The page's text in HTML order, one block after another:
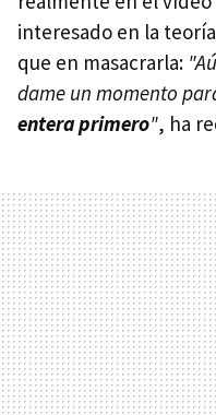
interesado en la
que en masacrarla:
dame un momento
entera primero", ha